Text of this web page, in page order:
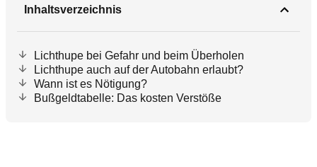
Inhaltsverzeichnis
Lichthupe bei Gefahr und beim Überholen
Lichthupe auch auf der Autobahn erlaubt?
Wann ist es Nötigung?
Bußgeldtabelle: Das kosten Verstöße